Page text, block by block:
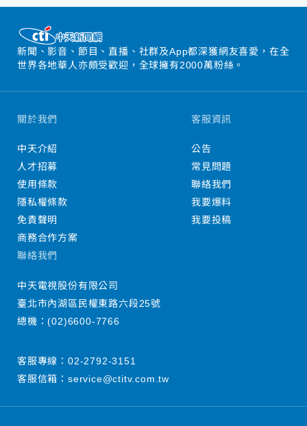
新聞、影音、節目、直播、社群及App都深獲網友喜愛，在全
世界各地華人亦頗受歡迎，全球擁有2000萬粉絲。
關於我們
中天介紹
人才招募
使用條款
隱私權條款
免責聲明
商務合作方案
客服資訊
公告
常見問題
聯絡我們
我要爆料
我要投稿
聯絡我們
中天電視股份有限公司
臺北市內湖區民權東路六段25號
總機：(02)6600-7766
客服專線： 02-2792-3151
客服信箱： service@ctitv.com.tw